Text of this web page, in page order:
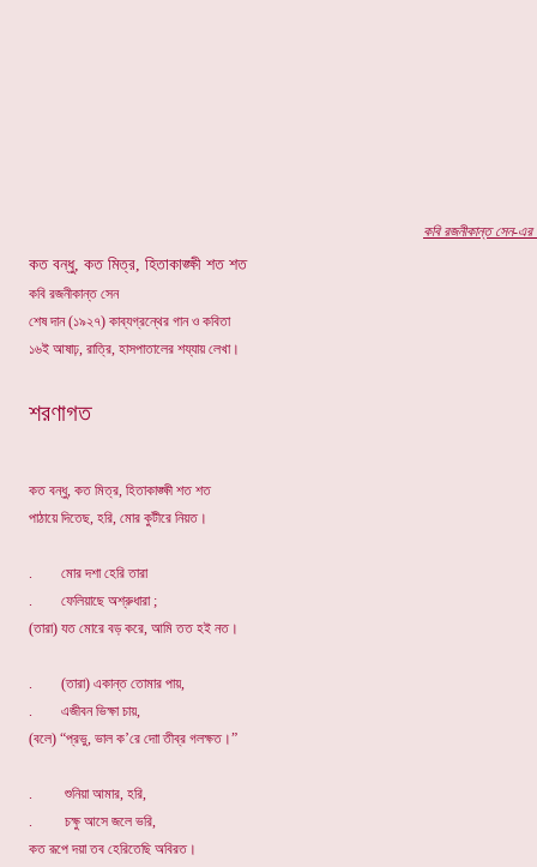
কত বন্ধু, কত মিত্র, হিতাকাঙ্ক্ষী শত শত
কবি রজনীকান্ত সেন
শেষ দান (১৯২৭) কাব্যগ্রন্থের গান ও কবিতা
১৬ই আষাঢ়, রাত্রি, হাসপাতালের শয্যায় লেখা।
শরণাগত
কত বন্ধু, কত মিত্র, হিতাকাঙ্ক্ষী শত শত
পাঠায়ে দিতেছ, হরি, মোর কুটীরে নিয়ত।
. মোর দশা হেরি তারা
. ফেলিয়াছে অশ্রুধারা ;
(তারা) যত মোরে বড় করে, আমি তত হই নত।
. (তারা) একান্ত তোমার পায়,
. এজীবন ভিক্ষা চায়,
(বলে) “প্রভু, ভাল ক’রে দাো তীব্র গলক্ষত।”
. শুনিয়া আমার, হরি,
. চক্ষু আসে জলে ভরি,
কত রূপে দয়া তব হেরিতেছি অবিরত।
কবি রজনীকান্ত সেন-এর